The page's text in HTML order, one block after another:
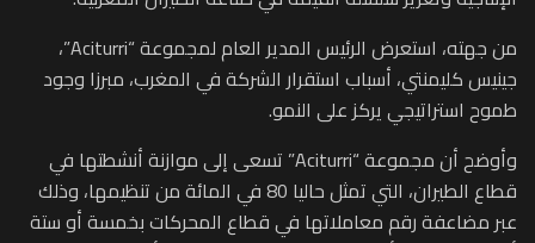
من جهته، استعرض الرئيس المدير العام لمجموعة “Aciturri”،
جينيس كليمنتي، أسباب استقرار الشركة في المغرب، مبرزا وجود
طموح استراتيجي يركز على النمو.
وأوضح أن مجموعة “Aciturri” تسعى إلى موازنة أنشطتها في
قطاع الطيران، التي تمثل حاليا 80 في المائة من تنظيمها، وذلك
عبر مضاعفة رقم معاملاتها في قطاع المحركات بخمسة أو ستة